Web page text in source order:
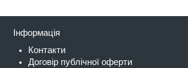
Інформація
Контакти
Договір публічної оферти